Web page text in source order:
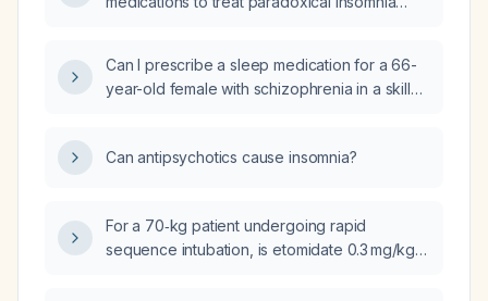
Can I prescribe a sleep medication for a 66-
year-old female with schizophrenia in a skilled
insomnia?
Can antipsychotics cause insomnia?
For a 70‑kg patient undergoing rapid
sequence intubation, is etomidate 0.3 mg/kg